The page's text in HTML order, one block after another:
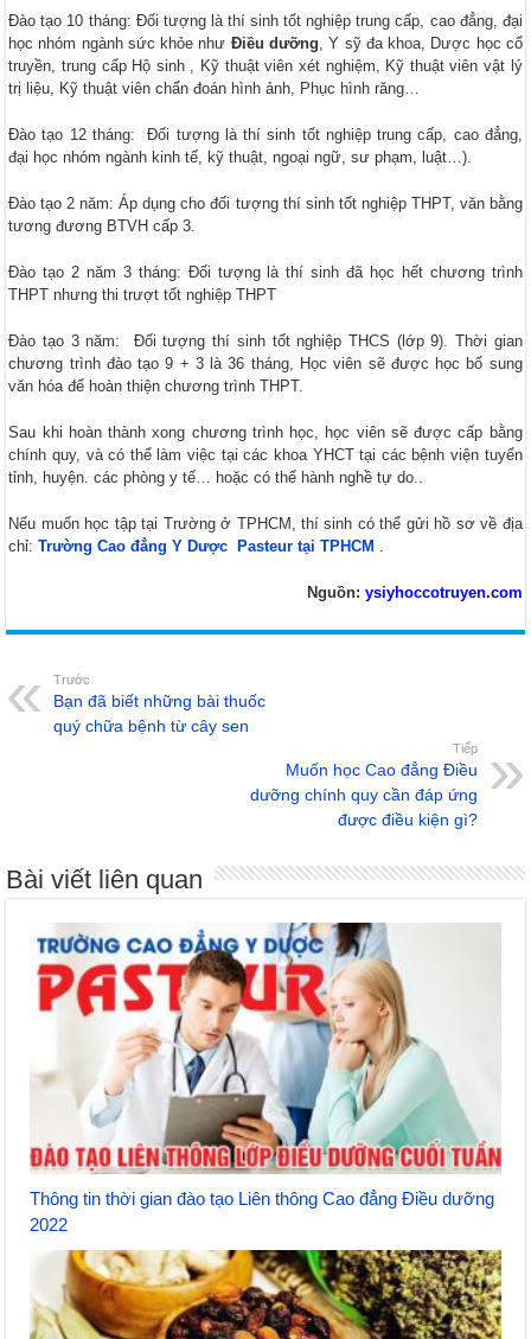
Đào tạo 10 tháng: Đối tượng là thí sinh tốt nghiệp trung cấp, cao đẳng, đại
học nhóm ngành sức khỏe như Điều dưỡng, Y sỹ đa khoa, Dược học cổ
truyền, trung cấp Hộ sinh , Kỹ thuật viên xét nghiệm, Kỹ thuật viên vật lý
trị liệu, Kỹ thuật viên chẩn đoán hình ảnh, Phục hình răng…
Đào tạo 12 tháng: Đối tượng là thí sinh tốt nghiệp trung cấp, cao đẳng,
đại học nhóm ngành kinh tế, kỹ thuật, ngoại ngữ, sư phạm, luật…).
Đào tạo 2 năm: Áp dụng cho đối tượng thí sinh tốt nghiệp THPT, văn bằng
tương đương BTVH cấp 3.
Đào tạo 2 năm 3 tháng: Đối tượng là thí sinh đã học hết chương trình
THPT nhưng thi trượt tốt nghiệp THPT
Đào tạo 3 năm: Đối tượng thí sinh tốt nghiệp THCS (lớp 9). Thời gian
chương trình đào tạo 9 + 3 là 36 tháng, Học viên sẽ được học bổ sung
văn hóa để hoàn thiện chương trình THPT.
Sau khi hoàn thành xong chương trình học, học viên sẽ được cấp bằng
chính quy, và có thể làm việc tại các khoa YHCT tại các bệnh viện tuyển
tỉnh, huyện. các phòng y tế… hoặc có thể hành nghề tự do..
Nếu muốn học tập tại Trường ở TPHCM, thí sinh có thể gửi hồ sơ về địa
chỉ:Trường Cao đẳng Y Dược Pasteur tại TPHCM .
Nguồn: ysiyhoccotruyen.com
Trước
Bạn đã biết những bài thuốc
quý chữa bệnh từ cây sen
Tiếp
Muốn học Cao đẳng Điều
dưỡng chính quy cần đáp ứng
được điều kiện gì?
Bài viết liên quan
Thông tin thời gian đào tạo Liên thông Cao đẳng Điều dưỡng
2022